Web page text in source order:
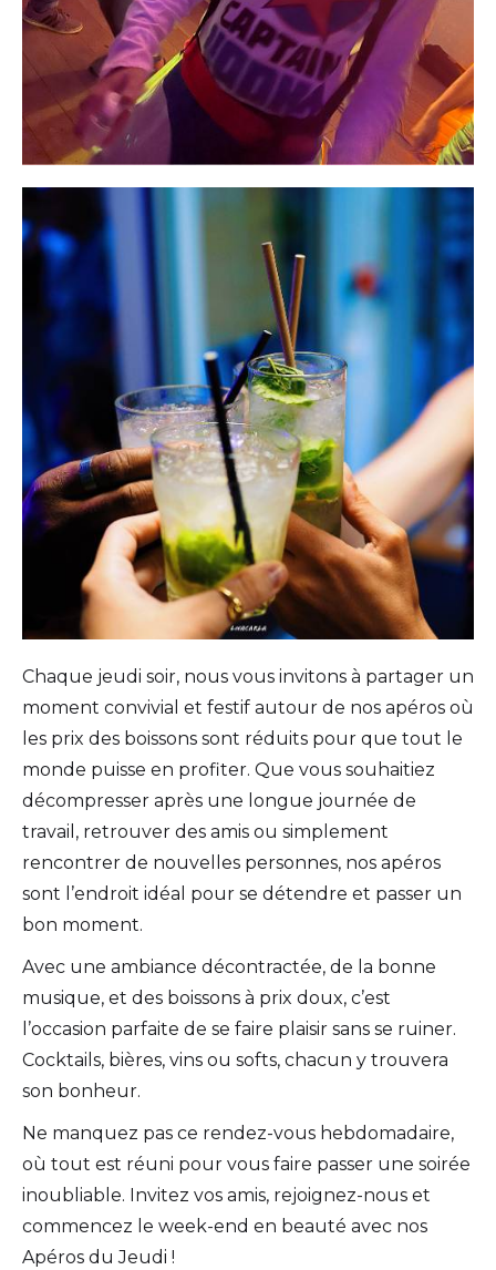
Chaque jeudi soir, nous vous invitons à partager un
moment convivial et festif autour de nos apéros où
les prix des boissons sont réduits pour que tout le
monde puisse en profiter. Que vous souhaitiez
décompresser après une longue journée de
travail, retrouver des amis ou simplement
rencontrer de nouvelles personnes, nos apéros
sont l’endroit idéal pour se détendre et passer un
bon moment.
Avec une ambiance décontractée, de la bonne
musique, et des boissons à prix doux, c’est
l’occasion parfaite de se faire plaisir sans se ruiner.
Cocktails, bières, vins ou softs, chacun y trouvera
son bonheur.
Ne manquez pas ce rendez-vous hebdomadaire,
où tout est réuni pour vous faire passer une soirée
inoubliable. Invitez vos amis, rejoignez-nous et
commencez le week-end en beauté avec nos
Apéros du Jeudi !